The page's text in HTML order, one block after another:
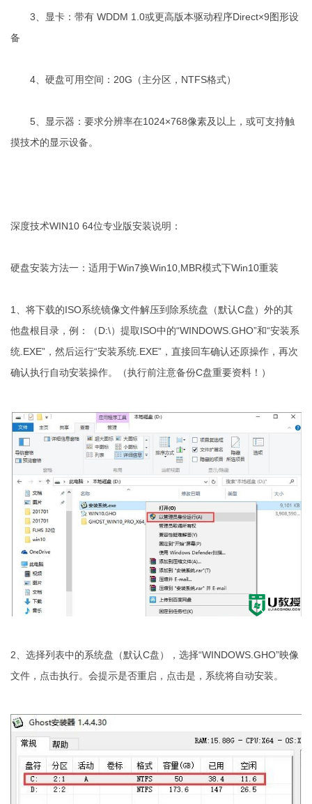
3、显卡：带有 WDDM 1.0或更高版本驱动程序Direct×9图形设
备
4、硬盘可用空间：20G（主分区，NTFS格式）
5、显示器：要求分辨率在1024×768像素及以上，或可支持触
摸技术的显示设备。
深度技术WIN10 64位专业版安装说明：
硬盘安装方法一：适用于Win7换Win10,MBR模式下Win10重装
1、将下载的ISO系统镜像文件解压到除系统盘（默认C盘）外的其
他盘根目录，例：（D:\）提取ISO中的“WINDOWS.GHO”和“安装系
统.EXE”，然后运行“安装系统.EXE”，直接回车确认还原操作，再次
确认执行自动安装操作。（执行前注意备份C盘重要资料！）
2、选择列表中的系统盘（默认C盘），选择“WINDOWS.GHO”映像
文件，点击执行。会提示是否重启，点击是，系统将自动安装。